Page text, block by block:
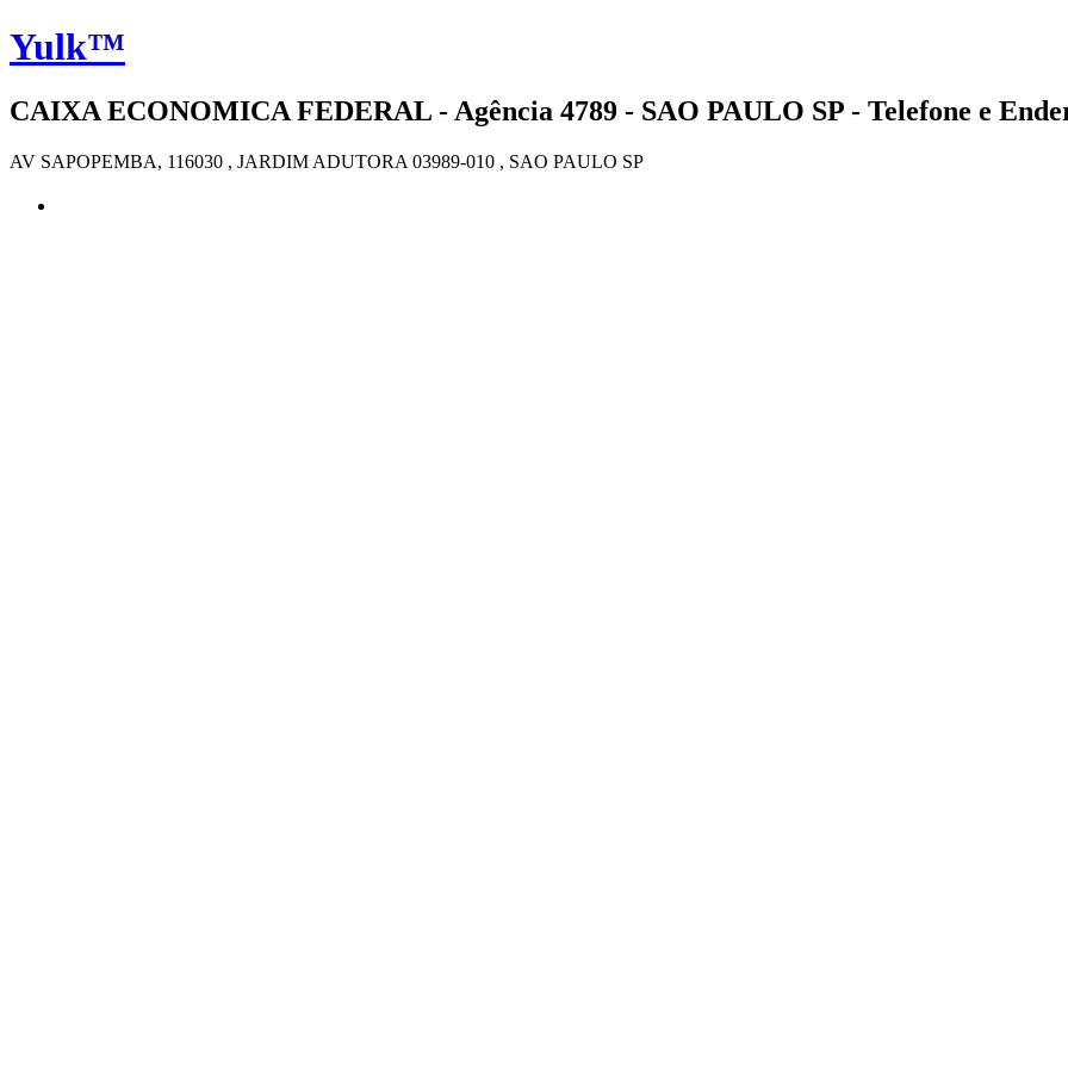
Yulk™
CAIXA ECONOMICA FEDERAL - Agência 4789 - SAO PAULO SP - Telefone e
AV SAPOPEMBA, 116030 , JARDIM ADUTORA 03989-010 , SAO PAULO SP